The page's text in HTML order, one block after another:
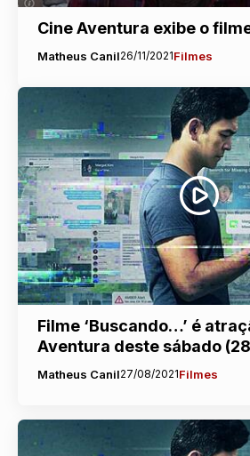
Cine Aventura exibe o
Matheus Canil26/11/2021Filmes
Filme ‘Buscando…’ é
Aventura deste sábado
Matheus Canil27/08/2021Filmes